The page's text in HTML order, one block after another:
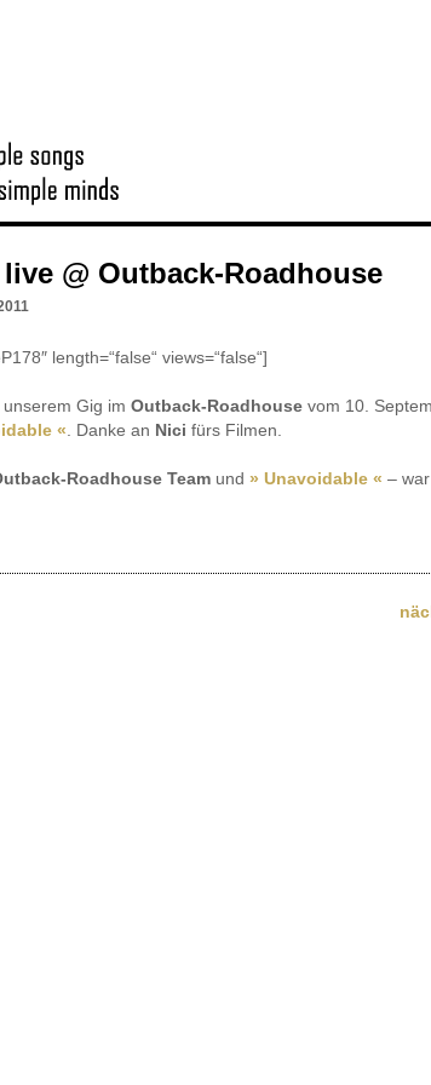
@ Outback-Roadhouse
length=“false“ views=“false“]
Gig im Outback-Roadhouse vom 10.
« . Danke an Nici fürs Filmen.
Roadhouse Team und » Unavoidable « –